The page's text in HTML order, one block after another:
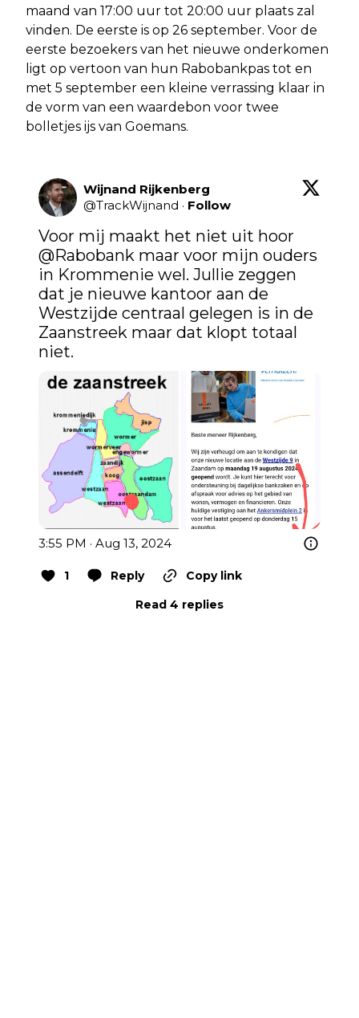
maand van 17:00 uur tot 20:00 uur plaats zal
vinden. De eerste is op 26 september. Voor de
eerste bezoekers van het nieuwe onderkomen
ligt op vertoon van hun Rabobankpas tot en
met 5 september een kleine verrassing klaar in
de vorm van een waardebon voor twee
bolletjes ijs van Goemans.
Wijnand Rijkenberg
@TrackWijnand · Follow
@Rabobank maar voor mijn ouders
in Krommenie wel. Jullie zeggen
dat je nieuwe kantoor aan de
Westzijde centraal gelegen is in de
Zaanstreek maar dat klopt totaal
niet.
3:55 PM · Aug 13, 2024
1 Reply
Copy link
Read 4 replies